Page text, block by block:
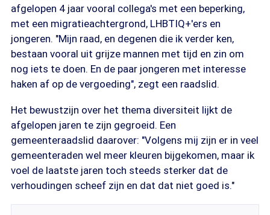
afgelopen 4 jaar vooral collega's met een beperking,
met een migratieachtergrond, LHBTIQ+'ers en
jongeren. "Mijn raad, en degenen die ik verder ken,
bestaan vooral uit grijze mannen met tijd en zin om
nog iets te doen. En de paar jongeren met interesse
haken af op de vergoeding", zegt een raadslid.
Het bewustzijn over het thema diversiteit lijkt de
afgelopen jaren te zijn gegroeid. Een
gemeenteraadslid daarover: "Volgens mij zijn er in veel
gemeenteraden wel meer kleuren bijgekomen, maar ik
voel de laatste jaren toch steeds sterker dat de
verhoudingen scheef zijn en dat dat niet goed is."